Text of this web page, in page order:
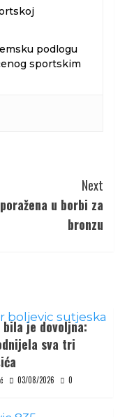
podlogu
sportskim
Next
u borbi za
bronzu
bila je dovoljna:
sva tri
03/08/2026 0